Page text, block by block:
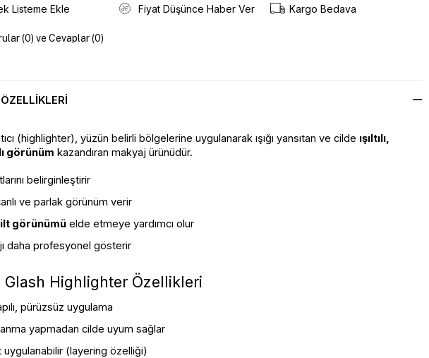
Listeme Ekle Fiyat Düşünce Haber Ver Kargo Bedava
(0) ve Cevaplar (0)
(highlighter), yüzün belirli bölgelerine uygulanarak ışığı yansıtan ve cilde ışıltılı,
görünüm kazandıran makyaj ürünüdür.
belirginleştirir
ve parlak görünüm verir
görünümü elde etmeye yardımcı olur
daha profesyonel gösterir
Glash Highlighter Özellikleri
pürüzsüz uygulama
yapmadan cilde uyum sağlar
uygulanabilir (layering özelliği)